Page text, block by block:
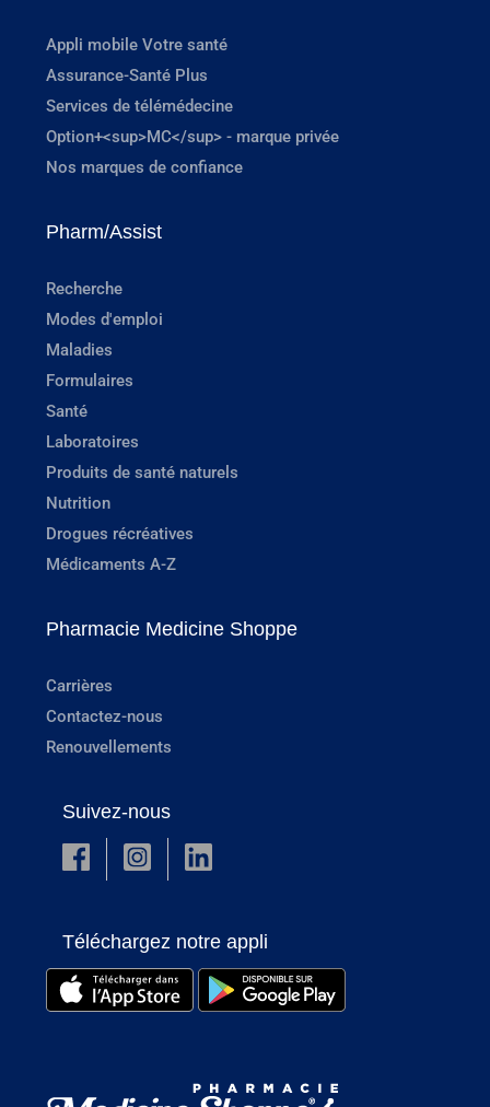
Appli mobile Votre santé
Assurance-Santé Plus
Services de télémédecine
Option+<sup>MC</sup> - marque privée
Nos marques de confiance
Pharm/Assist
Recherche
Modes d'emploi
Maladies
Formulaires
Santé
Laboratoires
Produits de santé naturels
Nutrition
Drogues récréatives
Médicaments A-Z
Pharmacie Medicine Shoppe
Carrières
Contactez-nous
Renouvellements
Suivez-nous
Téléchargez notre appli